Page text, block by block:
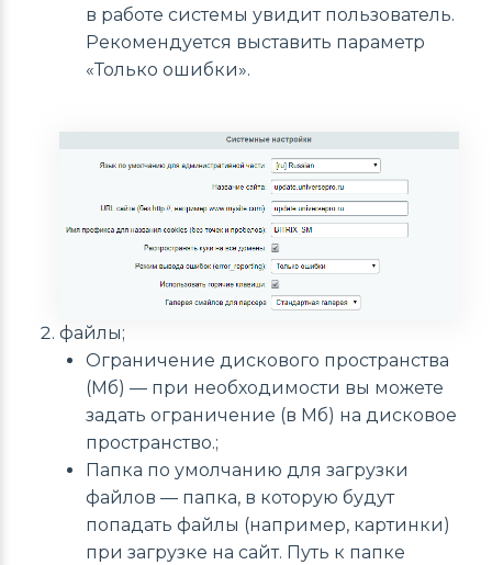
в работе системы увидит пользователь.
Рекомендуется выставить параметр
«Только ошибки».
файлы;
Ограничение дискового пространства
(Мб) — при необходимости вы можете
задать ограничение (в Мб) на дисковое
пространство.;
Папка по умолчанию для загрузки
файлов — папка, в которую будут
попадать файлы (например, картинки)
при загрузке на сайт. Путь к папке